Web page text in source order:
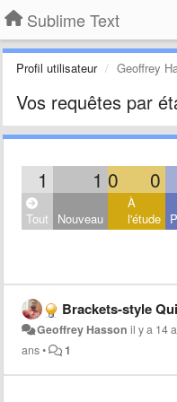
Sublime Text
Profil utilisateur Geoffrey
Vos requêtes par
1 1 0 0
Tout Nouveau
À
l'étude
Brackets-style Quick
Geoffrey Hasson il y a 14
ans• 1